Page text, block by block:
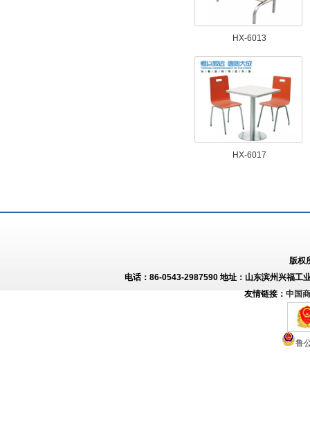
HX-6013
HX-6017
版权
电话：86-0543-2987590 地址：山东滨州兴福工
友情链接： 中国
鲁